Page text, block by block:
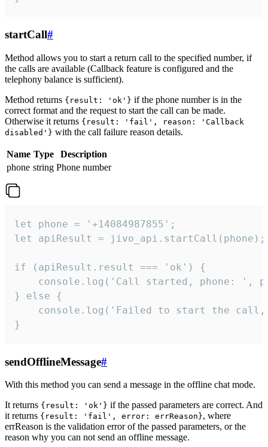
startCall#
Method allows you to start a return call to the specified number, if
the calls are available (Callback feature is configured and the
telephony balance is sufficient).
Method returns {result: 'ok'} if the phone number is in the
correct format and the request to start the call can be made.
Otherwise it returns {result: 'fail', reason: 'Callback
disabled'} with the call failure reason details.
Name Type
Description
phone string Phone number
let phone = '+14084987855';
let apiResult = jivo_api.startCall(phone);
if (apiResult.result === 'ok') {
console.log('Call started, phone: ',
} else {
console.log('Failed to start the
}
sendOfflineMessage#
With this method you can send a message in the offline chat mode.
It returns {result: 'ok'} if the passed parameters are correct. And
it returns {result: 'fail', error: errReason}, where
errReason is the validation error of the passed parameters, or the
reason why you can not send an offline message.